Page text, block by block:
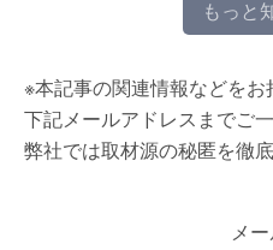
もっと
※本記事の関連情報などを
下記メールアドレスまでご
弊社では取材源の秘匿を徹底
メ